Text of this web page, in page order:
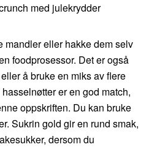
med julekrydder
mandler eller hakke dem selv
foodprosessor. Det er også
å bruke en miks av flere
er en god match,
oppskriften. Du kan bruke
Sukrin gold gir en rund smak,
dersom du